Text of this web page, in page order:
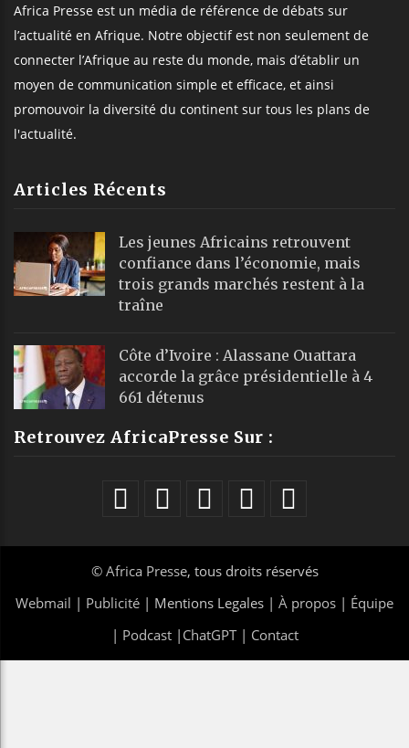
Africa Presse est un média de référence de débats sur
l’actualité en Afrique. Notre objectif est non seulement de
connecter l’Afrique au reste du monde, mais d’établir un
moyen de communication simple et efficace, et ainsi
promouvoir la diversité du continent sur tous les plans de
l'actualité.
Articles Récents
Les jeunes Africains retrouvent
confiance dans l’économie, mais
trois grands marchés restent à la
traîne
Côte d’Ivoire : Alassane Ouattara
accorde la grâce présidentielle à 4
661 détenus
Retrouvez AfricaPresse Sur :
© Africa Presse, tous droits réservés
Webmail | Publicité | Mentions Legales | À propos | Équipe
| Podcast| ChatGPT| Contact